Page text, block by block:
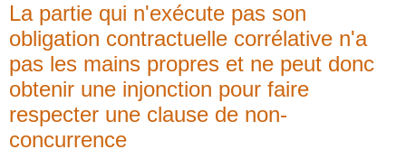
La partie qui n'exécute pas son
obligation contractuelle corrélative n'a
pas les mains propres et ne peut donc
obtenir une injonction pour faire
respecter une clause de non-
concurrence